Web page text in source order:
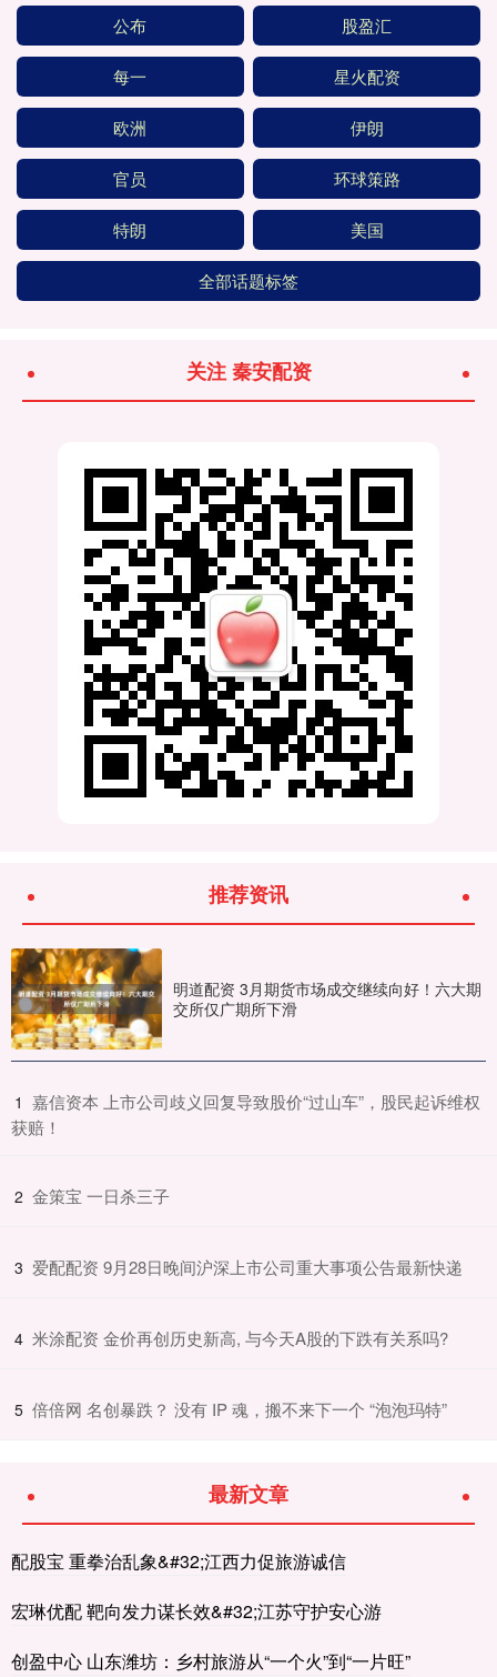
公布 股盈汇
每一 星火配资
欧洲 伊朗
官员 环球策路
特朗 美国
全部话题标签
关注 秦安配资
推荐资讯
明道配资 3月期货市场成交继续向好！六大期
交所仅广期所下滑
1 ​嘉信资本 上市公司歧义回复导致股价“过山车”，股民起诉维权
获赔！
2 ​金策宝 一日杀三子
3 ​爱配配资 9月28日晚间沪深上市公司重大事项公告最新快递
4 ​米涂配资 金价再创历史新高, 与今天A股的下跌有关系吗?
5 ​倍倍网 名创暴跌？ 没有 IP 魂，搬不来下一个 “泡泡玛特”
最新文章
配股宝 重拳治乱象&#32;江西力促旅游诚信
宏琳优配 靶向发力谋长效&#32;江苏守护安心游
创盈中心 山东潍坊：乡村旅游从“一个火”到“一片旺”